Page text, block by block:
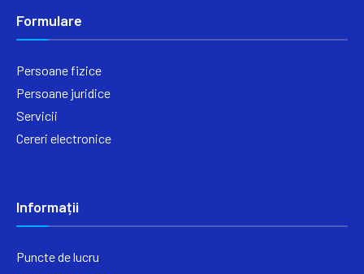
Formulare
Persoane fizice
Persoane juridice
Servicii
Cereri electronice
Informații
Puncte de lucru